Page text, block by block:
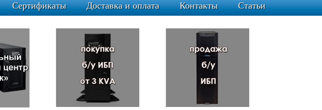
Сертификаты Доставка и оплата Контакты Статьи